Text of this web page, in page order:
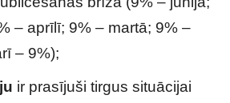
– aprīlī; 9% – martā; 9% –
– 9%);
ir prasījuši tirgus situācijai